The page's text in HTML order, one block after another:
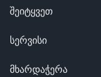
შეიტყვეთ
სერვისი
მხარდაჭერა